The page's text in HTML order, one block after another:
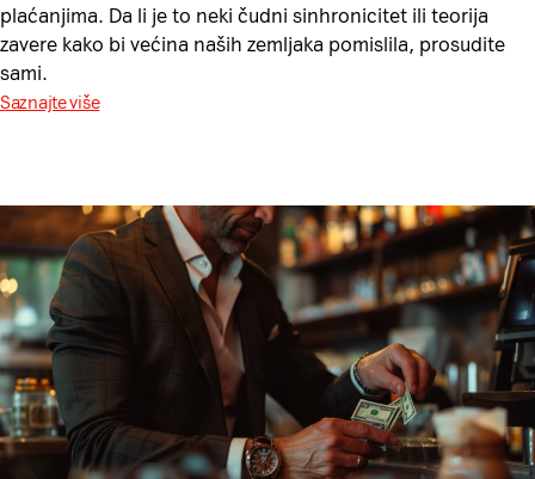
plaćanjima. Da li je to neki čudni sinhronicitet ili teorija
zavere kako bi većina naših zemljaka pomislila, prosudite
sami.
Saznajte više